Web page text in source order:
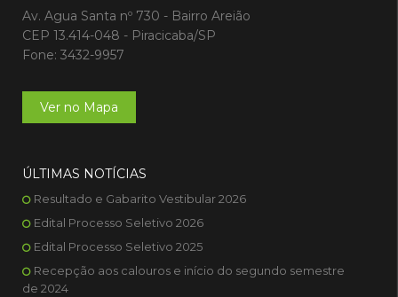
Av. Agua Santa nº 730 - Bairro Areião
CEP 13.414-048 - Piracicaba/SP
Fone: 3432-9957
Ver no Mapa
ÚLTIMAS NOTÍCIAS
Resultado e Gabarito Vestibular 2026
Edital Processo Seletivo 2026
Edital Processo Seletivo 2025
Recepção aos calouros e início do segundo semestre
de 2024